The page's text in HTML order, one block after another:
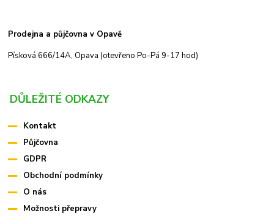
Prodejna a půjčovna v Opavě
Písková 666/14A, Opava (otevřeno Po-Pá 9-17 hod)
DŮLEŽITÉ ODKAZY
Kontakt
Půjčovna
GDPR
Obchodní podmínky
O nás
Možnosti přepravy